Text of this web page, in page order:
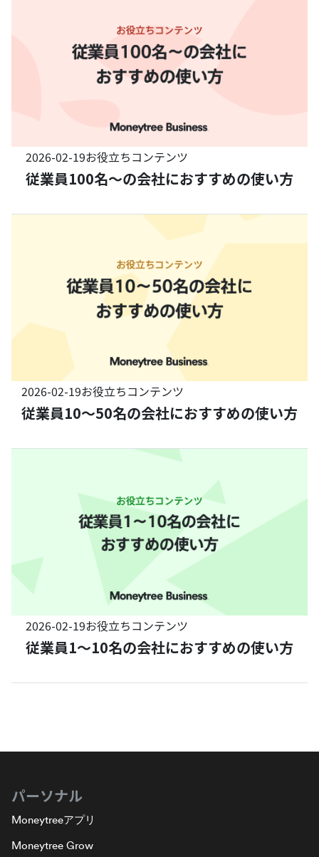
2026-02-19お役立ちコンテンツ
従業員100名〜の会社におすすめの使い方
2026-02-19お役立ちコンテンツ
従業員10〜50名の会社におすすめの使い方
2026-02-19お役立ちコンテンツ
従業員1〜10名の会社におすすめの使い方
パーソナル
Moneytreeアプリ
Moneytree Grow